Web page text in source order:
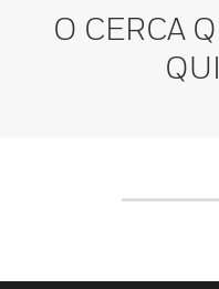
O CERCA